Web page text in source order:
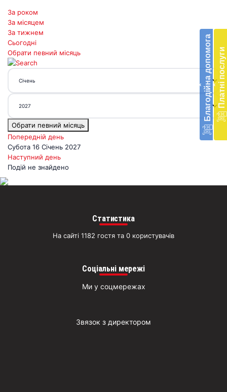
‹ Благодійна допомогав
‹ Платні послуги
За роком
За місяцем
За тижнем
Сьогодні
Обрати певний місяць
Обрати певний місяць
Попередній день
Субота 16 Січень 2027
Наступний день
Подій не знайдено
Статистика
На сайті 1182 гостя та 0 користувачів
Соціальні мережі
Ми у соцмережах
Звязок з директором